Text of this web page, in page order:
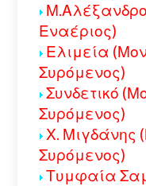
Εναέριος)
Ελιμεία
Συρόμενος)
Συνδετικό
Συρόμενος)
Χ. Μιγδάνης
Συρόμενος)
Τυμφαία